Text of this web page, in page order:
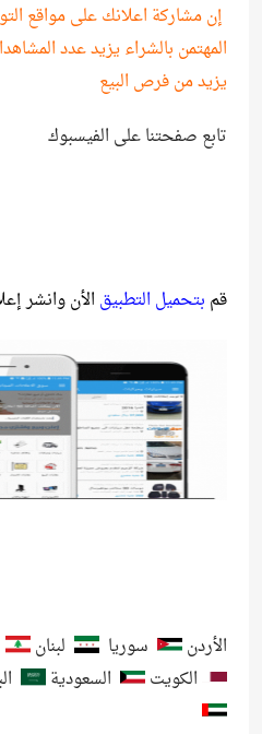
إن مشاركة اعلانك على مواقع
المهتمن بالشراء يزيد عدد
يزيد من فرص البيع
تابع صفحتنا على الفيسبوك
قم بتحميل التطبيق الأن وانشر
الأردن سوريا لبنان
الكويت
السعودية